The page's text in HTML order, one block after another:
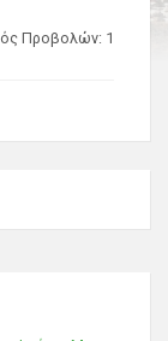
Προβολών: 1